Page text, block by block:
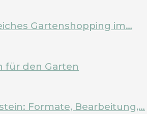
Gartenshopping im…
für den Garten
Formate, Bearbeitung,…